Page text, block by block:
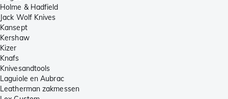
Holme & Hadfield
Jack Wolf Knives
Kansept
Kershaw
Kizer
Knafs
Knivesandtools
Laguiole en Aubrac
Leatherman zakmessen